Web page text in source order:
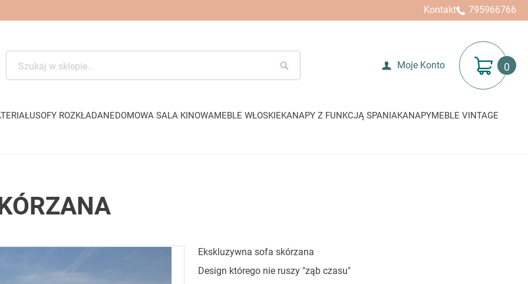
Kontakt 795966766
SEARCH
Moje Konto Mój koszyk
SOFY ROZKŁADANEDOMOWA SALA KINOWAMEBLE WŁOSKIEKANAPY Z FUNKCJĄ SPANIAKANAPYMEBLE VINTAGE
Ekskluzywna sofa skórzana
Design którego nie ruszy "ząb czasu"